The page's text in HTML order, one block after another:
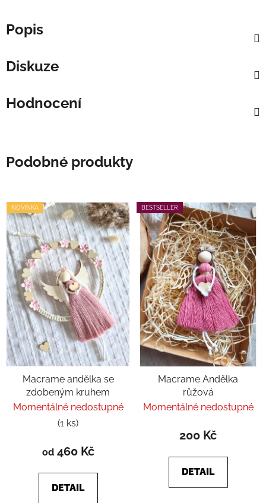
Popis
Diskuze
Hodnocení
Podobné produkty
NOVINKA
Macrame andělka se
zdobeným kruhem
Momentálně nedostupné
(1 ks)
od460 Kč
DETAIL
BESTSELLER
Macrame Andělka
růžová
Momentálně nedostupné
200 Kč
DETAIL